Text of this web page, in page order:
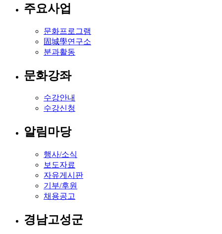
주요사업
문화프로그램
固城學연구소
분과활동
문화강좌
수강안내
수강신청
알림마당
행사/소식
보도자료
자유게시판
기부/후원
채용공고
경남고성군